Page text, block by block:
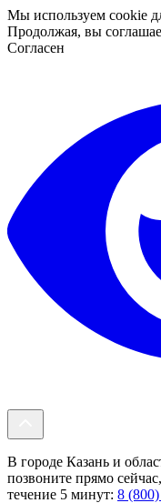
Мы используем cookie
Продолжая, вы
Согласен
В городе Казань и
позвоните прямо
течение 5 минут: 8